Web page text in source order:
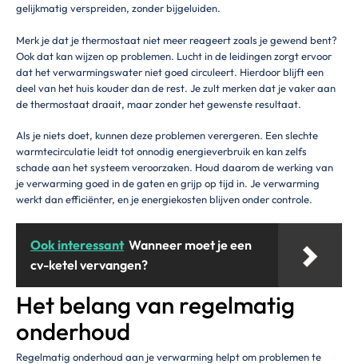
gelijkmatig verspreiden, zonder bijgeluiden.
Merk je dat je thermostaat niet meer reageert zoals je gewend bent?
Ook dat kan wijzen op problemen. Lucht in de leidingen zorgt ervoor
dat het verwarmingswater niet goed circuleert. Hierdoor blijft een
deel van het huis kouder dan de rest. Je zult merken dat je vaker aan
de thermostaat draait, maar zonder het gewenste resultaat.
Als je niets doet, kunnen deze problemen verergeren. Een slechte
warmtecirculatie leidt tot onnodig energieverbruik en kan zelfs
schade aan het systeem veroorzaken. Houd daarom de werking van
je verwarming goed in de gaten en grijp op tijd in. Je verwarming
werkt dan efficiënter, en je energiekosten blijven onder controle.
Ook interessant Wanneer moet je een
cv-ketel vervangen?
Het belang van regelmatig
onderhoud
Regelmatig onderhoud aan je verwarming helpt om problemen te